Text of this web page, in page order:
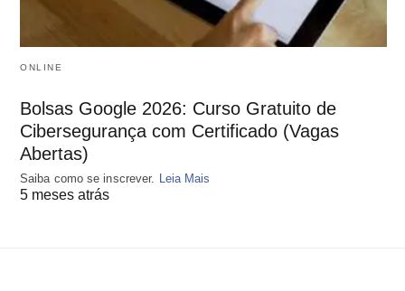
ONLINE
Bolsas Google 2026: Curso Gratuito de
Cibersegurança com Certificado (Vagas
Abertas)
Saiba como se inscrever. Leia Mais
5 meses atrás